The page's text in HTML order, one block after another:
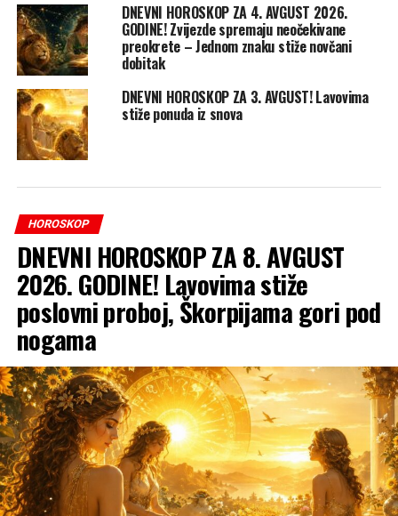
DNEVNI HOROSKOP ZA 4. AVGUST 2026.
GODINE! Zvijezde spremaju neočekivane
preokrete – Jednom znaku stiže novčani
dobitak
DNEVNI HOROSKOP ZA 3. AVGUST! Lavovima
stiže ponuda iz snova
HOROSKOP
DNEVNI HOROSKOP ZA 8. AVGUST
2026. GODINE! Lavovima stiže
poslovni proboj, Škorpijama gori pod
nogama